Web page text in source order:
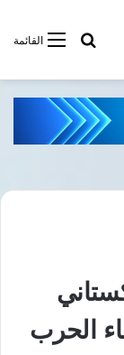
القائمةأبحت فى
الحرب